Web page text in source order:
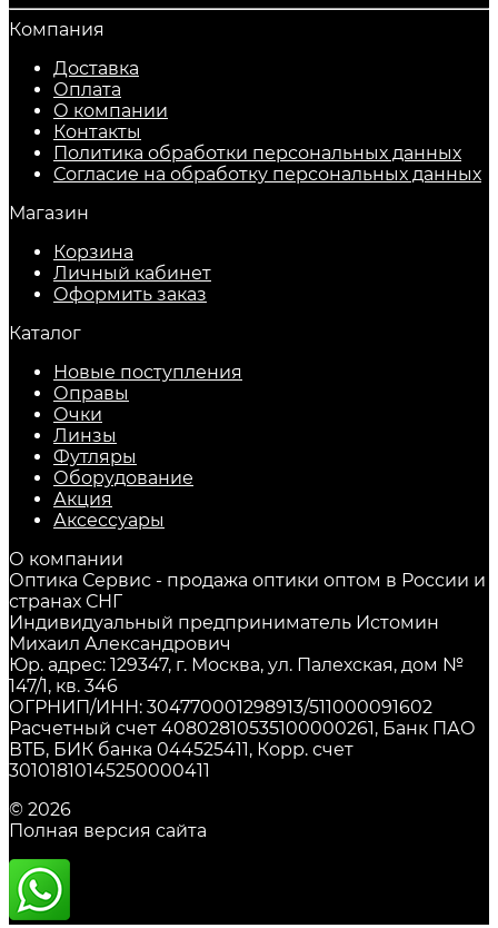
Компания
Доставка
Оплата
О компании
Контакты
Политика обработки персональных данных
Согласие на обработку персональных данных
Магазин
Корзина
Личный кабинет
Оформить заказ
Каталог
Новые поступления
Оправы
Очки
Линзы
Футляры
Оборудование
Акция
Аксессуары
О компании
Оптика Сервис - продажа оптики оптом в России и
странах СНГ
Индивидуальный предприниматель Истомин
Михаил Александрович
Юр. адрес: 129347, г. Москва, ул. Палехская, дом №
147/1, кв. 346
ОГРНИП/ИНН: 304770001298913/511000091602
Расчетный счет 40802810535100000261, Банк ПАО
ВТБ, БИК банка 044525411, Корр. счет
30101810145250000411
© 2026
Полная версия сайта